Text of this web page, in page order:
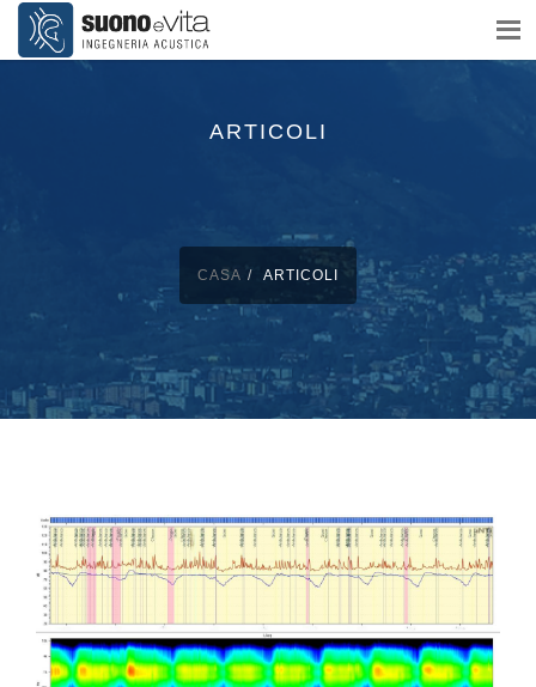
ARTICOLI
CASA ARTICOLI